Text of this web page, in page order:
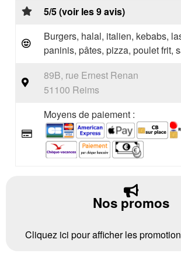
5/5 (voir les 9 avis)
Burgers, halal, italien, kebabs,
paninis, pâtes, pizza, poulet frit,
89B, rue Ernest Renan
51100 Reims
Moyens de paiement :
Nos promos
Cliquez ici pour afficher les